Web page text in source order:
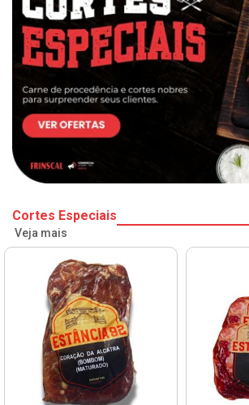
Cortes Especiais
Veja mais